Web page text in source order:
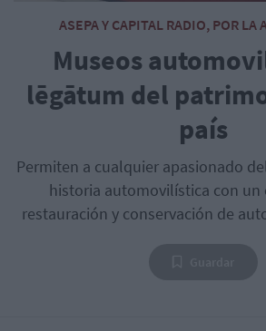
ASEPA Y CAPITAL RADIO, POR LA
Museos
lēgātum del
país
Permiten a cualquier apasionado
historia automovilística con un
restauración y conservación de